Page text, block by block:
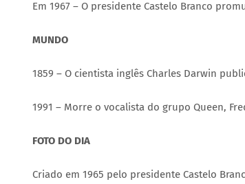
Em 1967 – O presidente Castelo Branco
MUNDO
1859 – O cientista inglês Charles Darwin
1991 – Morre o vocalista do grupo Queen,
FOTO DO DIA
Criado em 1965 pelo presidente Castelo